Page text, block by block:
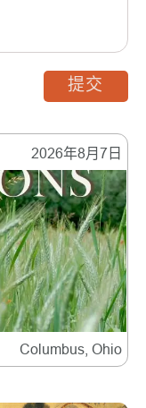
2026年8月7日
Columbus, Ohio
提交